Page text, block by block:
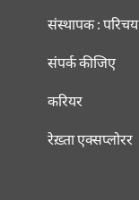
संस्थापक : परिचय
संपर्क कीजिए
करियर
रेख़्ता एक्सप्लोरर